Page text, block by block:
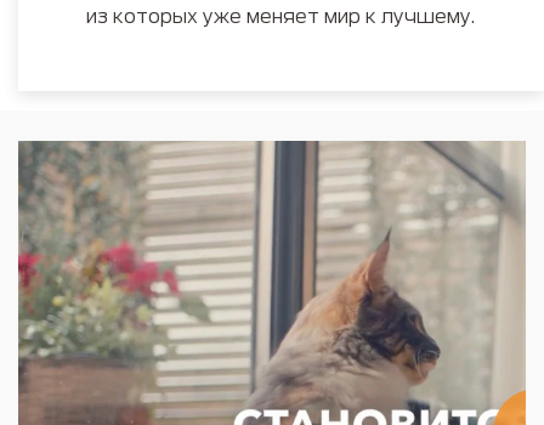
из которых уже меняет мир к лучшему.